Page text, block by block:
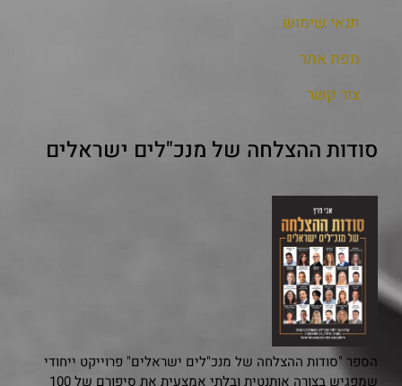
תנאי שימוש
מפת אתר
צור קשר
סודות ההצלחה של מנכ"לים ישראלים
הספר "סודות ההצלחה של מנכ"לים ישראלים" פרוייקט ייחודי
שמפגיש בצורה אותנטית ובלתי אמצעית את סיפורם של 100